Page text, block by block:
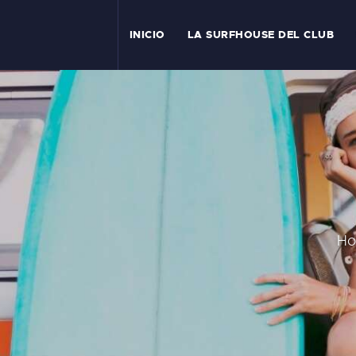
INICIO LA SURFHOUSE DEL CLUB